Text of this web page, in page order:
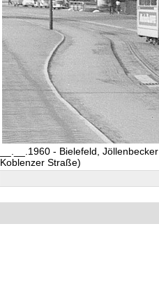
__.__.1960 - Bielefeld,
Koblenzer Straße)